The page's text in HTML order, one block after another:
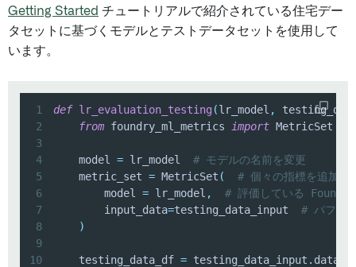
Getting Started チュートリアルで紹介されている住宅デー
タセットに基づくモデルとテストデータセットを使用して
います。
1 def lr_evaluation_testing (lr_model ,
2
from foundry_ml_metrics import MetricSet
3
4
    model
= lr_model # モデルの名前を変更
5
    metric_set
= MetricSet (
# 個々の指標を追加
6
        model
= lr_model ,
# 評価している
7
        input_data
=testing_data_input # パフォ
8
)
9
10
    testing_data_df
= testing_data_input .